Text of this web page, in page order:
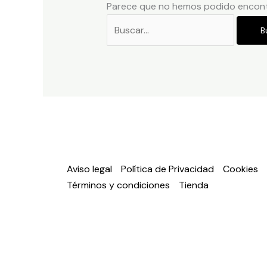
Parece que no hemos podido
Aviso legal Política de Privacidad
Cookies
Términos y condiciones
Tienda